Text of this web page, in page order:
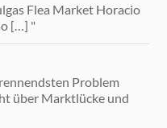
Flea Market Horacio
[…] "
Problem
über Marktlücke und